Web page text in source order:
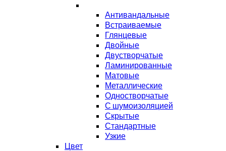
Антивандальные
Встраиваемые
Глянцевые
Двойные
Двустворчатые
Ламинированные
Матовые
Металлические
Одностворчатые
С шумоизоляцией
Скрытые
Стандартные
Узкие
Цвет